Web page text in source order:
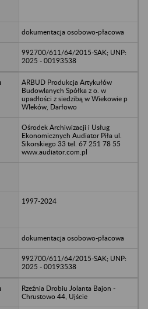
dokumentacja osobowo-płacowa
992700/611/64/2015-SAK; UNP:
2025 - 00193538
ARBUD Produkcja Artykułów
Budowlanych Spółka z o. w
upadłości z siedzibą w Wiekowie p
WIeków, Darłowo
Ośrodek Archiwizacji i Usług
Ekonomicznych Audiator Piła ul.
Sikorskiego 33 tel. 67 251 78 55
www.audiator.com.pl
1997-2024
dokumentacja osobowo-płacowa
992700/611/64/2015-SAK; UNP:
2025 - 00193538
Rzeźnia Drobiu Jolanta Bajon -
Chrustowo 44, Ujście